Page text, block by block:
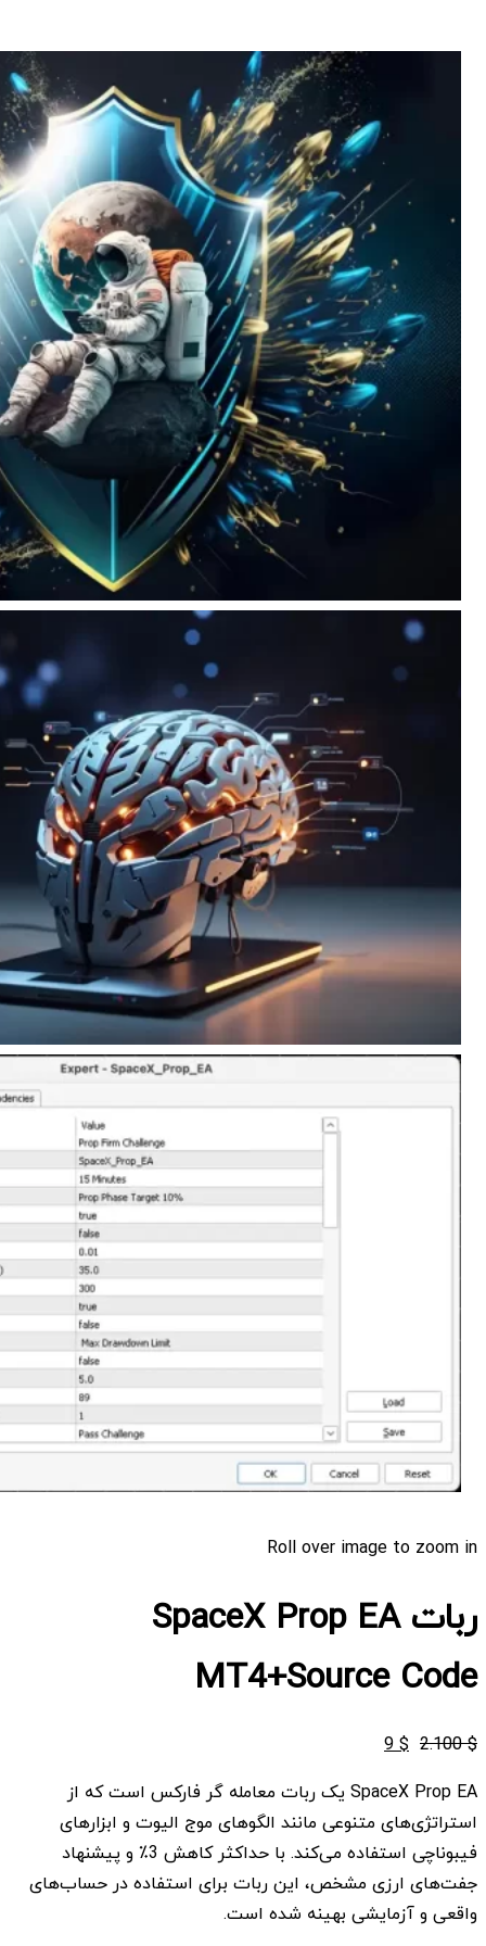
Roll over image to zoom in
ربات SpaceX Prop EA
MT4+Source Code
$
2.100
قیمت
$ 2.100
بود.
$
9 قیمت
$ 9
است.
SpaceX Prop EA یک ربات معامله گر فارکس است که از
استراتژی‌های متنوعی مانند الگوهای موج الیوت و ابزارهای
فیبوناچی استفاده می‌کند. با حداکثر کاهش 3٪ و پیشنهاد
جفت‌های ارزی مشخص، این ربات برای استفاده در حساب‌های
واقعی و آزمایشی بهینه شده است.